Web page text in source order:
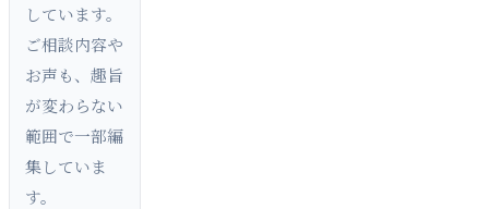
しています。
ご相談内容や
お声も、趣旨
が変わらない
範囲で一部編
集していま
す。